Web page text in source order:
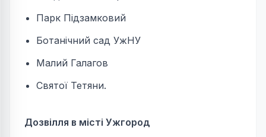
Парк Підзамковий
Ботанічний сад УжНУ
Малий Галагов
Святої Тетяни.
Дозвілля в місті Ужгород